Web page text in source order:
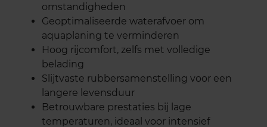
omstandigheden
Geoptimaliseerde waterafvoer om
aquaplaning te verminderen
Hoog rijcomfort, zelfs met volledige
belading
Slijtvaste rubbersamenstelling voor een
langere levensduur
Betrouwbare prestaties bij lage
temperaturen, ideaal voor intensief